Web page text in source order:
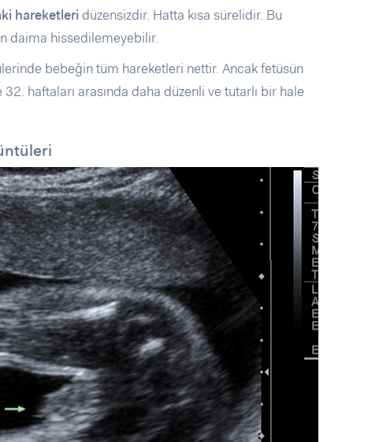
hareketleri düzensizdir. Hatta kısa sürelidir. Bu
daima hissedilemeyebilir.
bebeğin tüm hareketleri nettir. Ancak fetüsün
haftaları arasında daha düzenli ve tutarlı bir hale